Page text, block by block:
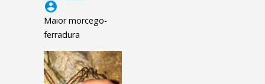
account_circle
Maior morcego-
ferradura